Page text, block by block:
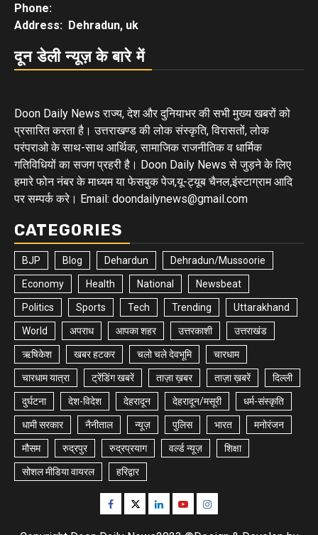
Phone:
Address: Dehradun, uk
दून डेली न्यूज़ के बारे में
Doon Daily News राज्य, देश और दुनियाभर की सभी मुख्य खबरों को
प्रसारित करता है। उत्तराखण्ड की लोक संस्कृति, विरासतों, लोक
परंपराओ के साथ-साथ आर्थिक, सामाजिक राजनीतिक व धार्मिक
गतिविधियों का सजग प्रहरी है। Doon Daily News से जुड़ने के लिए
हमारे फोन नंबर के माध्यम या फेसबुक पेज,यू-ट्यूब चैनल,इंस्टाग्राम आदि
पर सम्पर्क करे। Email: doondailynews@gmail.com
CATEGORIES
BJP Blog Dehardun Dehradun/Mussoorie
Economy Health National Newsbeat
Politics Sports Tech Trending Uttarakhand
World अपराध आपका शहर उत्तरकाशी उत्तराखंड
ऋषिकेश खबर हटकर चलो चले देवभूमि चारधाम
चारधाम यात्रा ट्रेंडिंग खबरें ताज़ा ख़बर ताज़ा ख़बरें दिल्ली
दुर्घटना देश-विदेश देहरादून देहरादून/मसूरी धर्म-संस्कृति
धामी सरकार नैनीताल न्यूज़ पुलिस भारत मनोरंजन
मौसम रुद्रपुर रुद्रप्रयाग वर्ल्ड न्यूज़ शिक्षा
सोशल मीडिया वायरल हरिद्वार
Facebook
TwitterLinkedinYoutubeInstagram